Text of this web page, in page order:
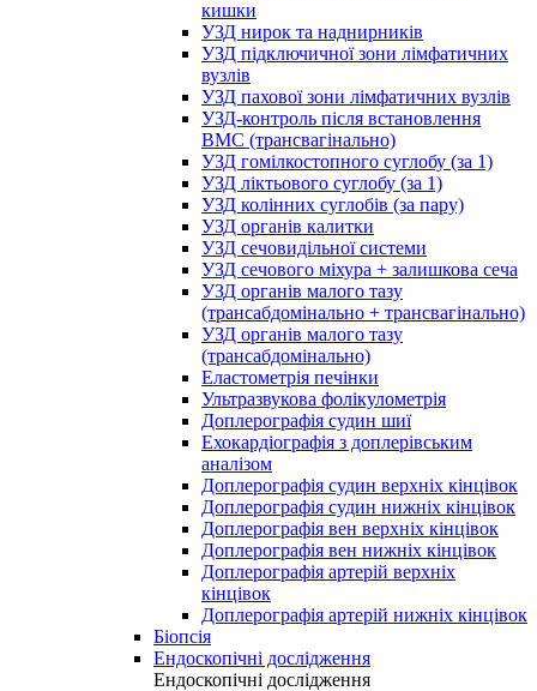
кишки
УЗД нирок та наднирників
УЗД підключичної зони лімфатичних
вузлів
УЗД пахової зони лімфатичних вузлів
УЗД-контроль після встановлення
ВМС (трансвагінально)
УЗД гомілкостопного суглобу (за 1)
УЗД ліктьового суглобу (за 1)
УЗД колінних суглобів (за пару)
УЗД органів калитки
УЗД сечовидільної системи
УЗД сечового міхура + залишкова сеча
УЗД органів малого тазу
(трансабдомінально + трансвагінально)
УЗД органів малого тазу
(трансабдомінально)
Еластометрія печінки
Ультразвукова фолікулометрія
Доплерографія судин шиї
Ехокардіографія з доплерівським
аналізом
Доплерографія судин верхніх кінцівок
Доплерографія судин нижніх кінцівок
Доплерографія вен верхніх кінцівок
Доплерографія вен нижніх кінцівок
Доплерографія артерій верхніх
кінцівок
Доплерографія артерій нижніх кінцівок
Біопсія
Ендоскопічні дослідження
Ендоскопічні дослідження